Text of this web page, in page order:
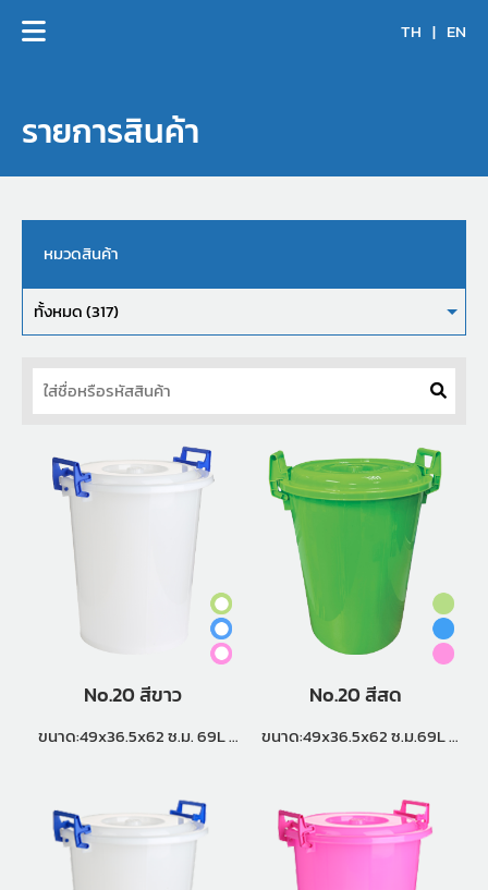
TH | EN
รายการสินค้า
หมวดสินค้า
No.20 สีขาว
ขนาด:49x36.5x62 ซ.ม. 69L
No.20 สีสด
ขนาด:49x36.5x62 ซ.ม.69L